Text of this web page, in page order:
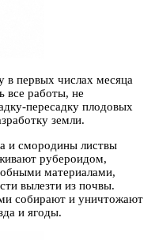
в первых числах месяца
все работы, не
пересадку плодовых
земли.
и смородины листвы
рубероидом,
материалами,
вылезти из почвы.
собирают и уничтожают
и ягоды.